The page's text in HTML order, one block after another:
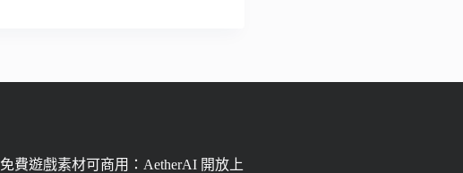
免費遊戲素材可商用：AetherAI 開放上